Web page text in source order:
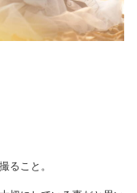
ること。